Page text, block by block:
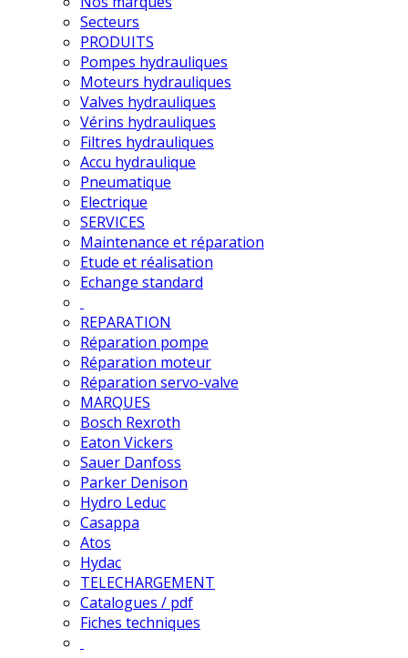
Secteurs
PRODUITS
Pompes hydrauliques
Moteurs hydrauliques
Valves hydrauliques
Vérins hydrauliques
Filtres hydrauliques
Accu hydraulique
Pneumatique
Electrique
SERVICES
Maintenance et réparation
Etude et réalisation
Echange standard
REPARATION
Réparation pompe
Réparation moteur
Réparation servo-valve
MARQUES
Bosch Rexroth
Eaton Vickers
Sauer Danfoss
Parker Denison
Hydro Leduc
Casappa
Atos
Hydac
TELECHARGEMENT
Catalogues / pdf
Fiches techniques